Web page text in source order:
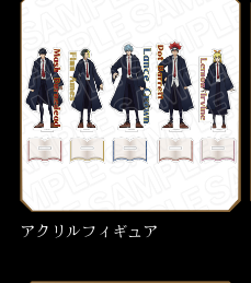
アクリルフィギュア